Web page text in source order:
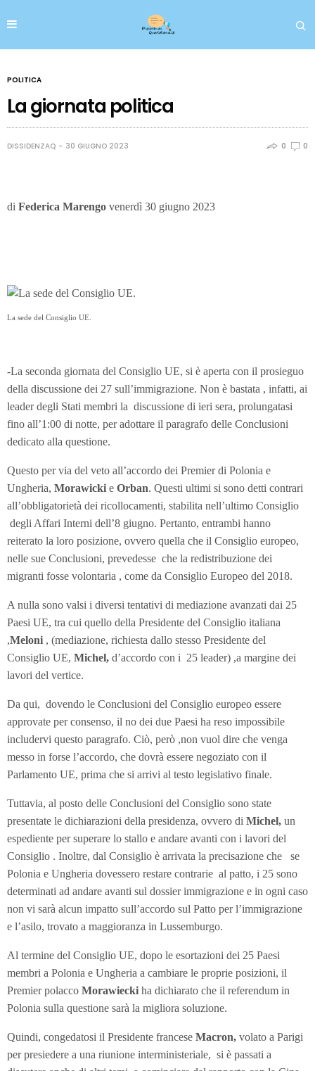
POLITICA
La giornata politica
DISSIDENZAQ 30 GIUGNO 2023 0 0
di Federica Marengo venerdì 30 giugno 2023
La sede del Consiglio UE.
-La seconda giornata del Consiglio UE, si è aperta con il prosieguo
della discussione dei 27 sull’immigrazione. Non è bastata , infatti, ai
leader degli Stati membri la discussione di ieri sera, prolungatasi
fino all’1:00 di notte, per adottare il paragrafo delle Conclusioni
dedicato alla questione.
Questo per via del veto all’accordo dei Premier di Polonia e
Ungheria, Morawicki e Orban. Questi ultimi si sono detti contrari
all’obbligatorietà dei ricollocamenti, stabilita nell’ultimo Consiglio
degli Affari Interni dell’8 giugno. Pertanto, entrambi hanno
reiterato la loro posizione, ovvero quella che il Consiglio europeo,
nelle sue Conclusioni, prevedesse che la redistribuzione dei
migranti fosse volontaria , come da Consiglio Europeo del 2018.
A nulla sono valsi i diversi tentativi di mediazione avanzati dai 25
Paesi UE, tra cui quello della Presidente del Consiglio italiana
,Meloni , (mediazione, richiesta dallo stesso Presidente del
Consiglio UE, Michel, d’accordo con i 25 leader) ,a margine dei
lavori del vertice.
Da qui, dovendo le Conclusioni del Consiglio europeo essere
approvate per consenso, il no dei due Paesi ha reso impossibile
includervi questo paragrafo. Ciò, però ,non vuol dire che venga
messo in forse l’accordo, che dovrà essere negoziato con il
Parlamento UE, prima che si arrivi al testo legislativo finale.
Tuttavia, al posto delle Conclusioni del Consiglio sono state
presentate le dichiarazioni della presidenza, ovvero di Michel, un
espediente per superare lo stallo e andare avanti con i lavori del
Consiglio . Inoltre, dal Consiglio è arrivata la precisazione che se
Polonia e Ungheria dovessero restare contrarie al patto, i 25 sono
determinati ad andare avanti sul dossier immigrazione e in ogni caso
non vi sarà alcun impatto sull’accordo sul Patto per l’immigrazione
e l’asilo, trovato a maggioranza in Lussemburgo.
Al termine del Consiglio UE, dopo le esortazioni dei 25 Paesi
membri a Polonia e Ungheria a cambiare le proprie posizioni, il
Premier polacco Morawiecki ha dichiarato che il referendum in
Polonia sulla questione sarà la migliora soluzione.
Quindi, congedatosi il Presidente francese Macron, volato a Parigi
per presiedere a una riunione interministeriale, si è passati a